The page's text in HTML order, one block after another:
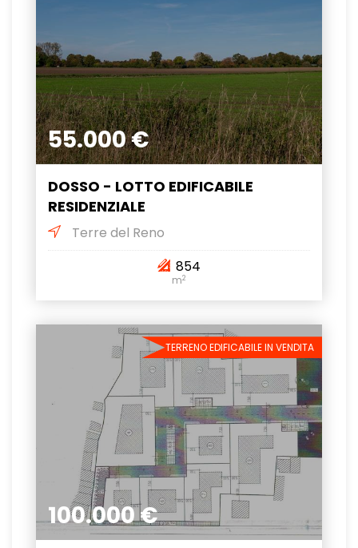
55.000 €
DOSSO - LOTTO EDIFICABILE
RESIDENZIALE
Terre del Reno
854
m2
TERRENO EDIFICABILE IN VENDITA
100.000 €